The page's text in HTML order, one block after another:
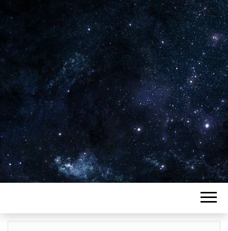
Plus de 2800 critiques de films